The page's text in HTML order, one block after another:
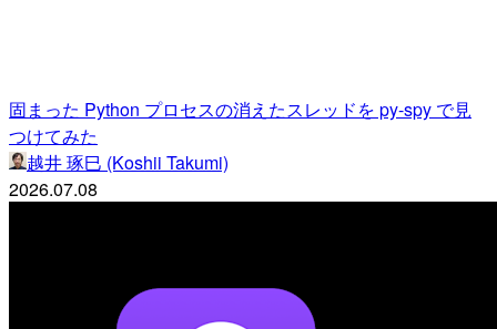
固まった Python プロセスの消えたスレッドを py-spy で見
つけてみた
越井 琢巳 (Koshii Takumi)
2026.07.08